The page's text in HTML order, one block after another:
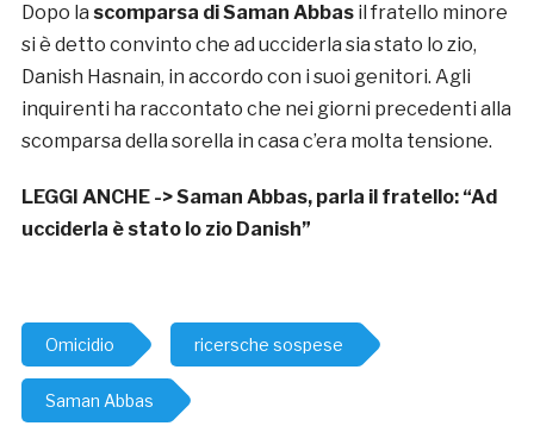
Dopo la scomparsa diSaman Abbas il fratello minore
si è detto convinto che ad ucciderla sia stato lo zio,
Danish Hasnain, in accordo con i suoi genitori. Agli
inquirenti ha raccontato che nei giorni precedenti alla
scomparsa della sorella in casa c’era molta tensione.
LEGGI ANCHE ->Saman Abbas, parla il fratello: “Ad
ucciderla è stato lo zio Danish”
Omicidio ricersche sospese
Saman Abbas